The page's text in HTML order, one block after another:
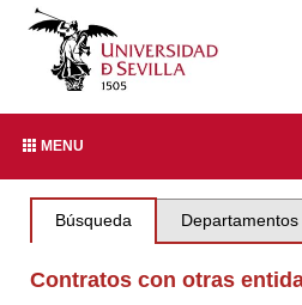
MENU
Búsqueda Departamentos
Contratos con otras